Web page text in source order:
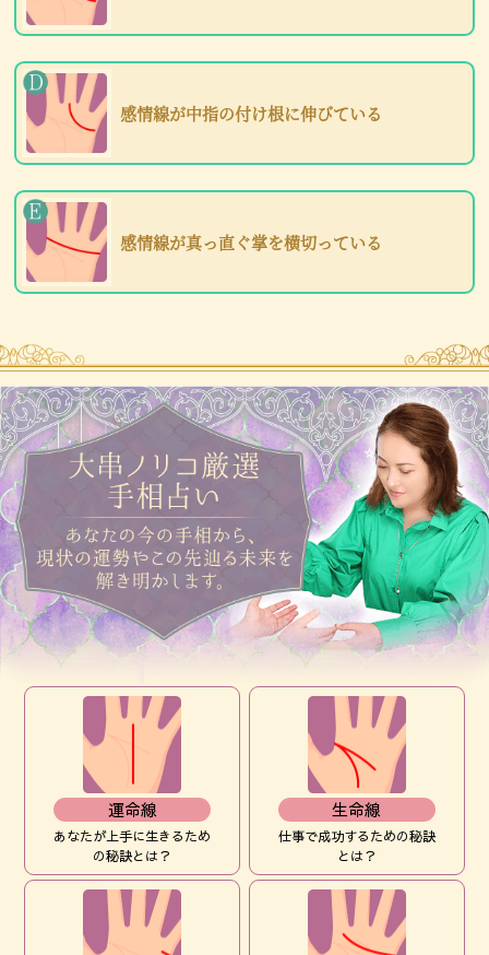
感情線が中指の付け根に伸びている
感情線が真っ直ぐ掌を横切っている
運命線
あなたが上手に生きるため
の秘訣とは？
生命線
仕事で成功するための秘訣
とは？